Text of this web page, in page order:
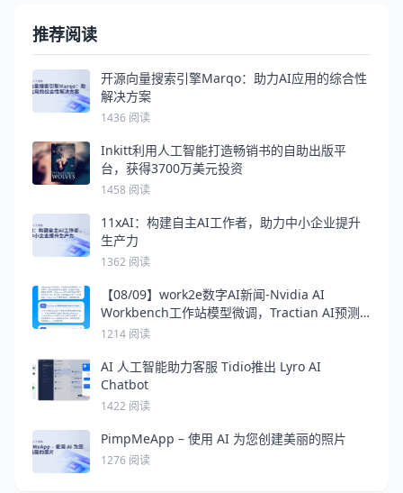
推荐阅读
开源向量搜索引擎Marqo：助力AI应用的综合性
解决方案
1436 阅读
Inkitt利用人工智能打造畅销书的自助出版平
台，获得3700万美元投资
1458 阅读
11xAI：构建自主AI工作者，助力中小企业提升
生产力
1362 阅读
【08/09】work2e数字AI新闻-Nvidia AI
Workbench工作站模型微调，Tractian AI预测
机械故障，Midjourney API开启
1214 阅读
AI 人工智能助力客服 Tidio推出 Lyro AI
Chatbot
1422 阅读
PimpMeApp – 使用 AI 为您创建美丽的照片
1276 阅读